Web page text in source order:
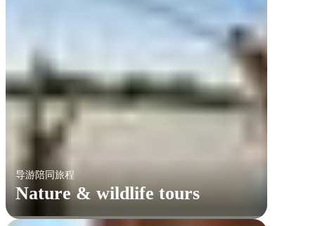
导游陪同旅程
Nature & wildlife tours